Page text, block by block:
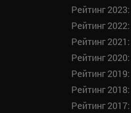
Рейтинг 2023:
Рейтинг 2022:
Рейтинг 2021:
Рейтинг 2020:
Рейтинг 2019:
Рейтинг 2018:
Рейтинг 2017: